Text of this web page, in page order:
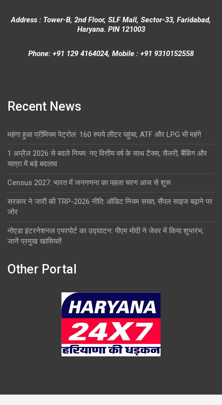
Address : Tower-B, 2nd Floor, SLF Mall, Sector-33, Faridabad,
Haryana. PIN 121003
Phone: +91 129 4164024, Mobile : +91 9310152558
Recent News
महंगा हुआ प्रीमियम पेट्रोल: 160 रुपये लीटर पहुंचा, ATF और LPG भी महंगे
1 अप्रैल 2026 से बदले नियम: नए वित्तीय वर्ष के साथ टैक्स, सैलरी, बैंकिंग और
यात्रा में बड़े बदलाव
Census 2027: भारत में जनगणना का पहला चरण आज से शुरू
सरकार ने जारी की TRP-2026 नीति: ऑडिट नियम सख्त, सैंपल साइज बढ़ाने पर
जोर
नोएडा इंटरनेशनल एयरपोर्ट का उद्घाटन: पीएम मोदी ने जेवर में किया शुभारंभ,
जानें प्रमुख खासियतें
Other Portal